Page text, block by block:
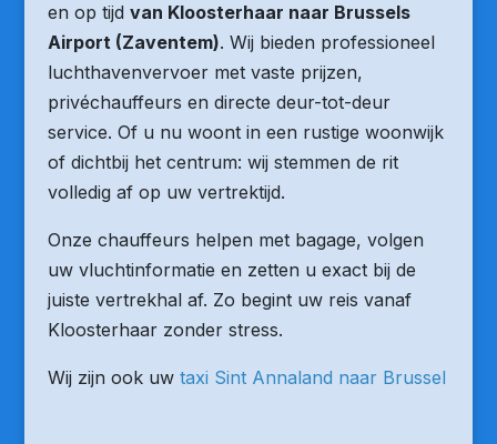
en op tijd van Kloosterhaar naar Brussels
Airport (Zaventem). Wij bieden professioneel
luchthavenvervoer met vaste prijzen,
privéchauffeurs en directe deur-tot-deur
service. Of u nu woont in een rustige woonwijk
of dichtbij het centrum: wij stemmen de rit
volledig af op uw vertrektijd.
Onze chauffeurs helpen met bagage, volgen
uw vluchtinformatie en zetten u exact bij de
juiste vertrekhal af. Zo begint uw reis vanaf
Kloosterhaar zonder stress.
Wij zijn ook uw taxi Sint Annaland naar Brussel